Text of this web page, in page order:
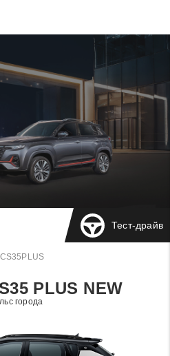
Тест-драйв
CS35PLUS
PLUS NEW
города